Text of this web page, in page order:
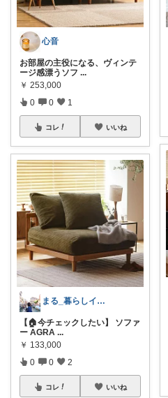
心音
お部屋の主役になる、ヴィンテ
ージ感漂うソフ ...
￥ 253,000
0 0 1
コレ いいね
まる_暮らしインテリア🏠❣️
【🏠今チェックしたい】 ソファ
ー AGRA ...
￥ 133,000
0 0 2
コレ いいね